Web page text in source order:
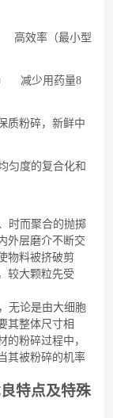
效率（最小型
减少用药量8
粉碎，新鲜中
匀度的复合化和
时而聚合的抛掷
外层磨介不断交
物料被挤破剪
较大颗粒先受
无论是由大细胞
其整体尺寸相
的粉碎过程中，
其被粉碎的机率
特点及特殊